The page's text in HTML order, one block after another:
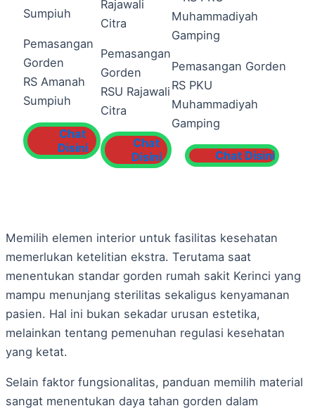
Pemasangan
Gorden
RS Amanah
Sumpiuh
Chat
Disini
Pemasangan
Gorden
RSU Rajawali
Citra
Chat
Disini
Pemasangan Gorden
RS PKU
Muhammadiyah
Gamping
Chat Disini
Memilih elemen interior untuk fasilitas kesehatan
memerlukan ketelitian ekstra. Terutama saat
menentukan standar gorden rumah sakit Kerinci yang
mampu menunjang sterilitas sekaligus kenyamanan
pasien. Hal ini bukan sekadar urusan estetika,
melainkan tentang pemenuhan regulasi kesehatan
yang ketat.
Selain faktor fungsionalitas, panduan memilih material
sangat menentukan daya tahan gorden dalam